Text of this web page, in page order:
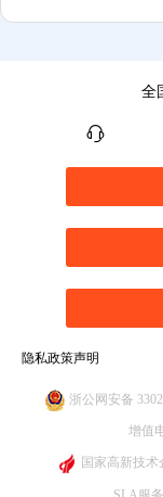
全
隐私政策声明
浙公网安备
增值
国家高新技术